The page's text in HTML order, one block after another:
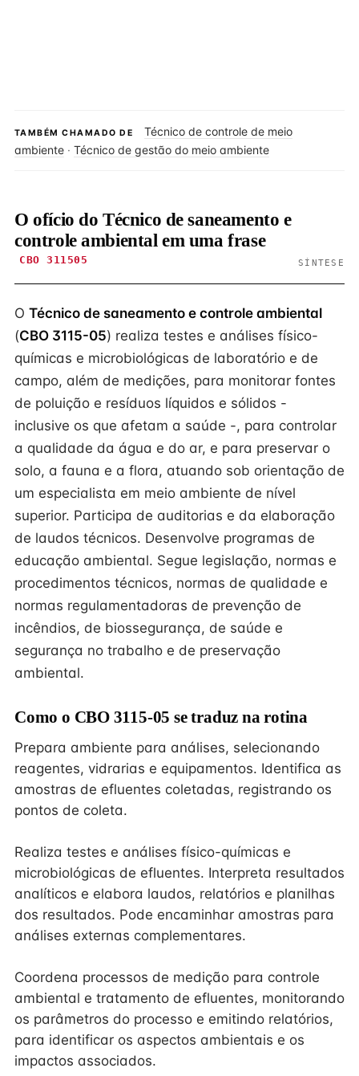
TAMBÉM CHAMADO DE
Técnico de controle de meio
ambiente · Técnico de gestão do meio ambiente
O ofício do Técnico de saneamento e
controle ambiental em uma frase
CBO 311505 SÍNTESE
O Técnico de saneamento e controle ambiental
(CBO 3115-05) realiza testes e análises físico-
químicas e microbiológicas de laboratório e de
campo, além de medições, para monitorar fontes
de poluição e resíduos líquidos e sólidos -
inclusive os que afetam a saúde -, para controlar
a qualidade da água e do ar, e para preservar o
solo, a fauna e a flora, atuando sob orientação de
um especialista em meio ambiente de nível
superior. Participa de auditorias e da elaboração
de laudos técnicos. Desenvolve programas de
educação ambiental. Segue legislação, normas e
procedimentos técnicos, normas de qualidade e
normas regulamentadoras de prevenção de
incêndios, de biossegurança, de saúde e
segurança no trabalho e de preservação
ambiental.
Como o CBO 3115-05 se traduz na rotina
Prepara ambiente para análises, selecionando
reagentes, vidrarias e equipamentos. Identifica as
amostras de efluentes coletadas, registrando os
pontos de coleta.
Realiza testes e análises físico-químicas e
microbiológicas de efluentes. Interpreta resultados
analíticos e elabora laudos, relatórios e planilhas
dos resultados. Pode encaminhar amostras para
análises externas complementares.
Coordena processos de medição para controle
ambiental e tratamento de efluentes, monitorando
os parâmetros do processo e emitindo relatórios,
para identificar os aspectos ambientais e os
impactos associados.